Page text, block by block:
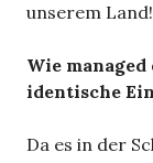
unserem Land!
Wie
identische
Da es in der